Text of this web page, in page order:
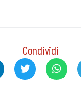
Condividi